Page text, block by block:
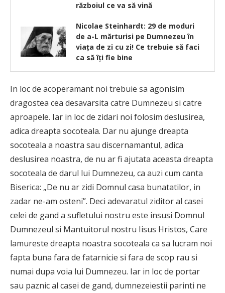
războiul ce va să vină
Nicolae Steinhardt: 29 de moduri
de a-L mărturisi pe Dumnezeu în
viaţa de zi cu zi! Ce trebuie să faci
ca să îți fie bine
In loc de acoperamant noi trebuie sa agonisim
dragostea cea desavarsita catre Dumnezeu si catre
aproapele. Iar in loc de zidari noi folosim deslusirea,
adica dreapta socoteala. Dar nu ajunge dreapta
socoteala a noastra sau discernamantul, adica
deslusirea noastra, de nu ar fi ajutata aceasta dreapta
socoteala de darul lui Dumnezeu, ca auzi cum canta
Biserica: „De nu ar zidi Domnul casa bunatatilor, in
zadar ne-am osteni”. Deci adevaratul ziditor al casei
celei de gand a sufletului nostru este insusi Domnul
Dumnezeul si Mantuitorul nostru Iisus Hristos, Care
lamureste dreapta noastra socoteala ca sa lucram noi
fapta buna fara de fatarnicie si fara de scop rau si
numai dupa voia lui Dumnezeu. Iar in loc de portar
sau paznic al casei de gand, dumnezeiestii parinti ne